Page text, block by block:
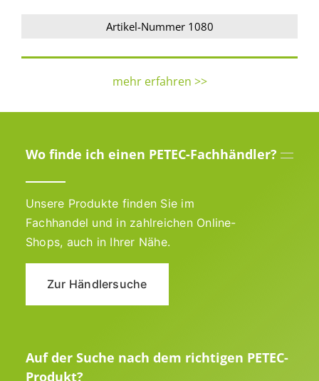
Artikel-Nummer 1080
mehr erfahren >>
Wo finde ich einen PETEC-Fachhändler?
Unsere Produkte finden Sie im
Fachhandel und in zahlreichen Online-
Shops, auch in Ihrer Nähe.
Zur Händlersuche
Auf der Suche nach dem richtigen PETEC-
Produkt?